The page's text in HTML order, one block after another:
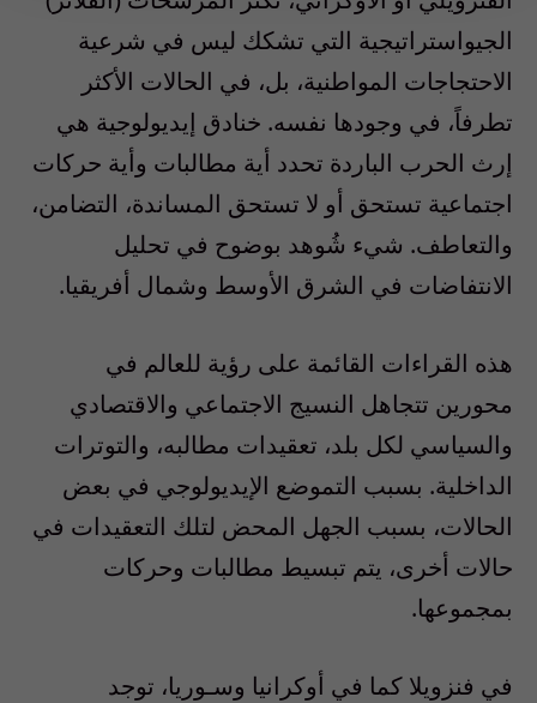
الجيواستراتيجية التي تشكك ليس في شرعية
الاحتجاجات المواطنية، بل، في الحالات الأكثر
تطرفاً، في وجودها نفسه. خنادق إيديولوجية هي
إرث الحرب الباردة تحدد أية مطالبات وأية حركات
اجتماعية تستحق أو لا تستحق المساندة، التضامن،
والتعاطف. شيء شُوهد بوضوح في تحليل
الانتفاضات في الشرق الأوسط وشمال أفريقيا.
هذه القراءات القائمة على رؤية للعالم في
محورين تتجاهل النسيج الاجتماعي والاقتصادي
والسياسي لكل بلد، تعقيدات مطالبه، والتوترات
الداخلية. بسبب التموضع الإيديولوجي في بعض
الحالات، بسبب الجهل المحض لتلك التعقيدات في
حالات أخرى، يتم تبسيط مطالبات وحركات
بمجموعها.
في فنزويلا كما في أوكرانيا وسـوريا، توجد